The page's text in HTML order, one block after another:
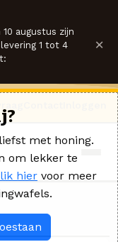
10 augustus zijn
1 tot 4
×
met honing.
om lekker te
hier voor meer